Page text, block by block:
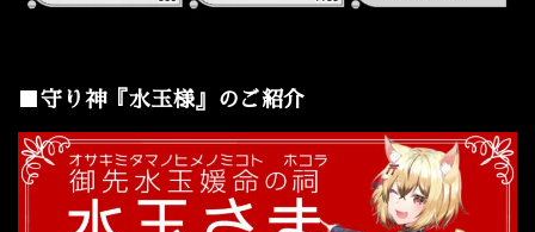
■守り神『水玉様』のご紹介